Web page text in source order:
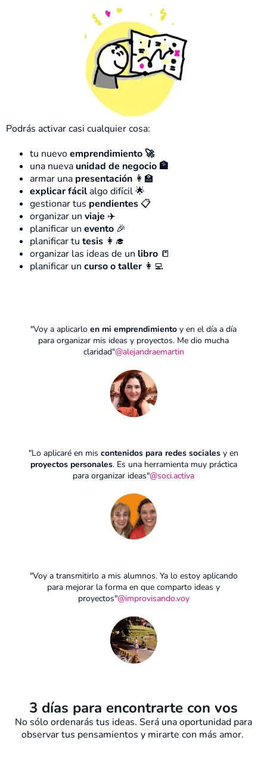
Podrás activar casi cualquier cosa:
tu nuevoemprendimiento 🚀
una nueva unidad de negocio 🏦
armar una presentación 👩‍🏫
explicar fácilalgo difícil 🌟
gestionar tus pendientes 📋
organizar un viaje ✈️
planificar un evento 🎉
planificar tu tesis 👩‍🎓
organizar las ideas de un libro 📒
planificar un curso o taller👩‍💻
"Voy a aplicarlo en mi emprendimiento y en el día a día
para organizar mis ideas y proyectos. Me dio mucha
claridad"@alejandraemartin
"Lo aplicaré en mis contenidos para redes sociales y en
proyectos personales. Es una herramienta muy práctica
para organizar ideas"@soci.activa
"Voy a transmitirlo a mis alumnos. Ya lo estoy aplicando
para mejorar la forma en que comparto ideas y
proyectos"@improvisando.voy
3 días para encontrarte con vos
No sólo ordenarás tus ideas. Será una oportunidad para
observar tus pensamientos y mirarte con más amor.